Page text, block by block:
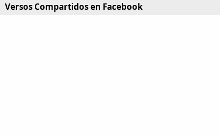
Versos Compartidos en Facebook